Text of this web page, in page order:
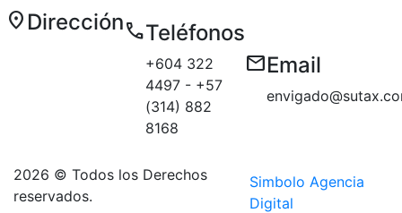
location_on DireccióncallTeléfonos
+604 322
4497 - +57
(314) 882
8168
emailEmail
2026 © Todos los Derechos
reservados.
Simbolo Agencia
Digital